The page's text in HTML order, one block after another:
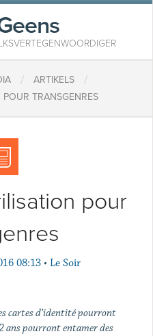
/ ARTIKELS /
TRANSGENRES
pour
08:13 • Le Soir
cartes d’identité pourront
ans pourront entamer des